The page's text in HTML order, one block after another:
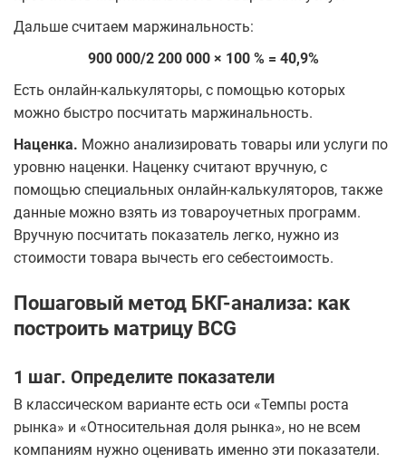
Дальше считаем маржинальность:
900 000/2 200 000 × 100 % = 40,9%
Есть онлайн-калькуляторы, с помощью которых
можно быстро посчитать маржинальность.
Наценка. Можно анализировать товары или услуги по
уровню наценки. Наценку считают вручную, с
помощью специальных онлайн-калькуляторов, также
данные можно взять из товароучетных программ.
Вручную посчитать показатель легко, нужно из
стоимости товара вычесть его себестоимость.
Пошаговый метод БКГ-анализа: как
построить матрицу BCG
1 шаг. Определите показатели
В классическом варианте есть оси «Темпы роста
рынка» и «Относительная доля рынка», но не всем
компаниям нужно оценивать именно эти показатели.